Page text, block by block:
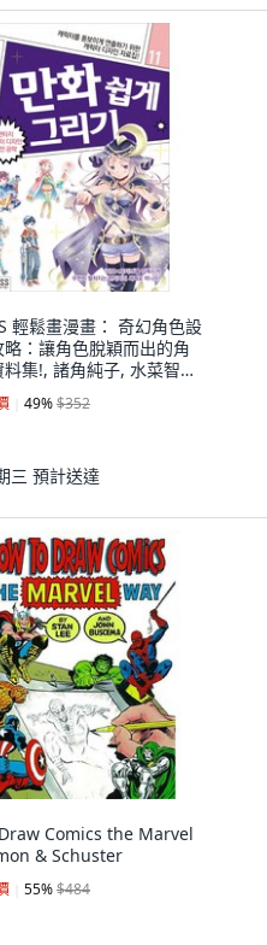
輕鬆畫漫畫： 奇幻角色設
略：讓角色脫穎而出的角
集!, 諸角純子, 水菜智美
譯
49%$352
三 預計送達
Comics the Marvel
& Schuster
55%$484